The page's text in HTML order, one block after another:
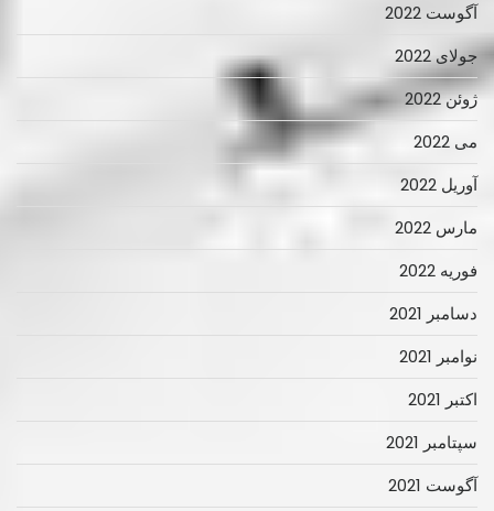
آگوست 2022
جولای 2022
ژوئن 2022
می 2022
آوریل 2022
مارس 2022
فوریه 2022
دسامبر 2021
نوامبر 2021
اکتبر 2021
سپتامبر 2021
آگوست 2021